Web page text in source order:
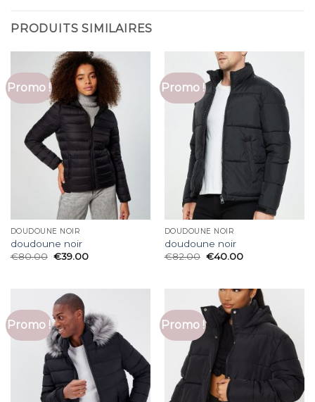
PRODUITS SIMILAIRES
Promo !
DOUDOUNE NOIR
doudoune noir
€80.00 €39.00
Promo !
DOUDOUNE NOIR
doudoune noir
€82.00 €40.00
Promo ! Promo !